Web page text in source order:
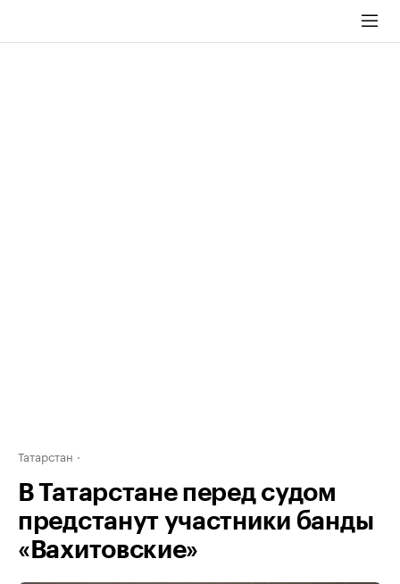
Татарстан
В Татарстане перед судом
предстанут участники банды
«Вахитовские»